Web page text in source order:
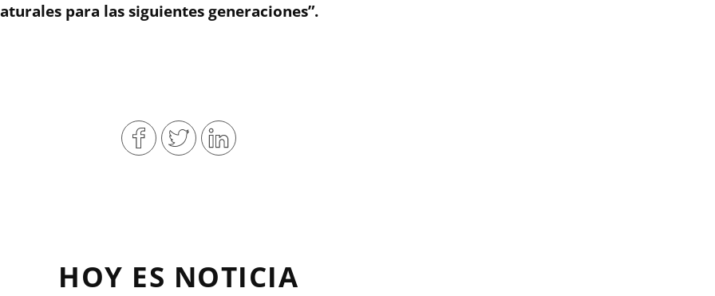
para las siguientes generaciones”.
HOY ES NOTICIA